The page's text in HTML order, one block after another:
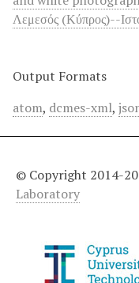
Λεμεσός (Κύπρος)--
Output Formats
atom, dcmes-xml,
© Copyright 2014-
Laboratory